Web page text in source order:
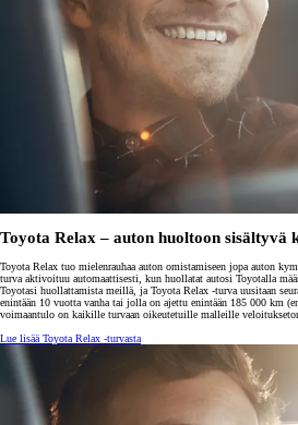
Toyota Relax – auton huoltoon sisältyvä
Toyota Relax tuo mielenrauhaa auton omistamiseen jopa auton
turva aktivoituu automaattisesti, kun huollatat autosi Toyotalla
Toyotasi huollattamista meillä, ja Toyota Relax -turva uusitaan
enintään 10 vuotta vanha tai jolla on ajettu enintään 185 000 km
voimaantulo on kaikille turvaan oikeutetuille malleille
Lue lisää Toyota Relax -turvasta